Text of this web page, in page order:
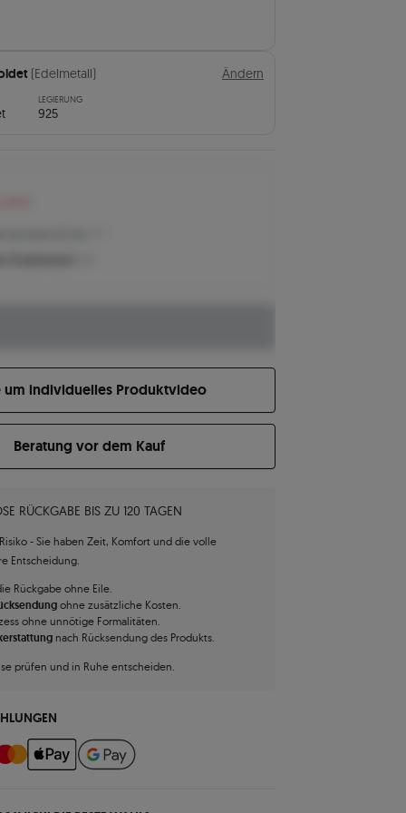
(Edelmetall) Ändern
LEGIERUNG
925
um individuelles Produktvideo
Beratung vor dem Kauf
RÜCKGABE BIS ZU 120 TAGEN
- Sie haben Zeit, Komfort und die volle
Entscheidung.
Rückgabe ohne Eile.
ohne zusätzliche Kosten.
ohne unnötige Formalitäten.
nach Rücksendung des Produkts.
prüfen und in Ruhe entscheiden.